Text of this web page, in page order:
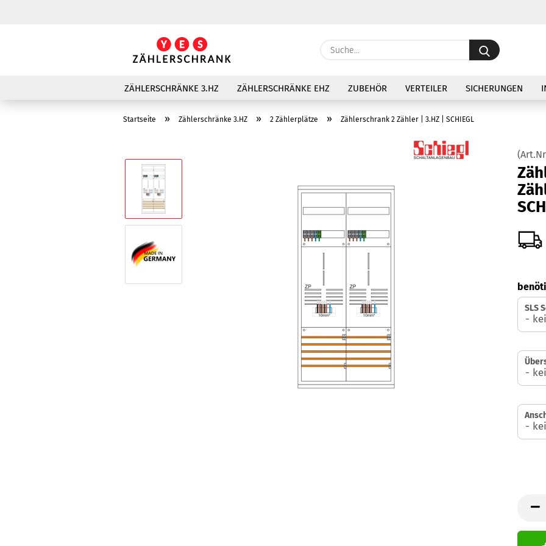
Lieferland
Suche...
ZÄHLERSCHRÄNKE 3.HZ ZÄHLERSCHRÄNKE EHZ ZUBEHÖR VERTEILER SICHERUNGEN
Startseite » Zählerschränke 3.HZ » 2 Zählerplätze » Zählerschrank 2 Zähler | 3.HZ | SCHIEGL
SLS